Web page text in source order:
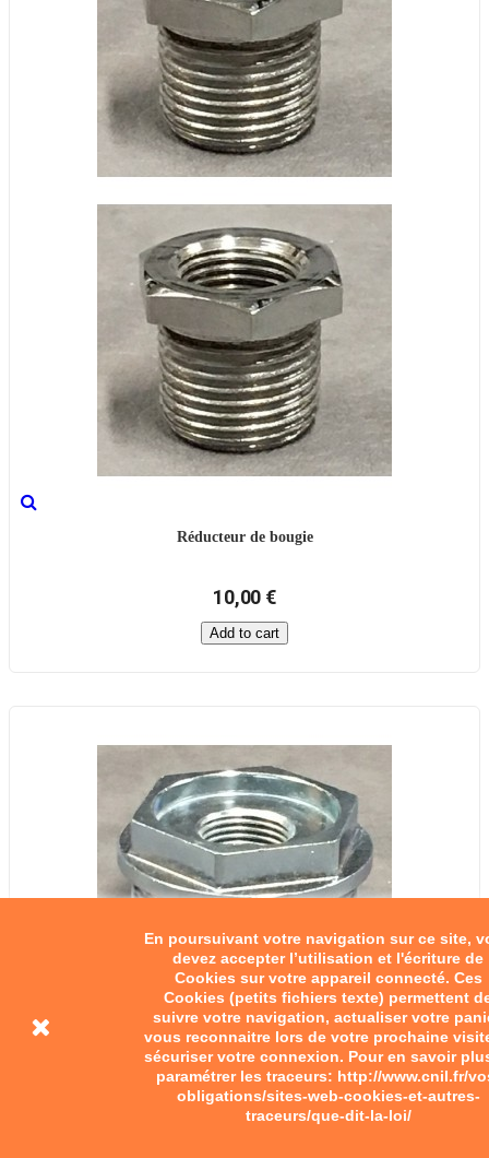
En poursuivant votre navigation sur ce site,
devez accepter l’utilisation et l'écriture de
Cookies sur votre appareil connecté. Ces
Cookies (petits fichiers texte) permettent
suivre votre navigation, actualiser votre
vous reconnaitre lors de votre prochaine
sécuriser votre connexion. Pour en savoir
paramétrer les traceurs: http://www.cnil.fr/
obligations/sites-web-cookies-et-autres-
traceurs/que-dit-la-loi/
Réducteur de bougie
10,00 €
Add to cart